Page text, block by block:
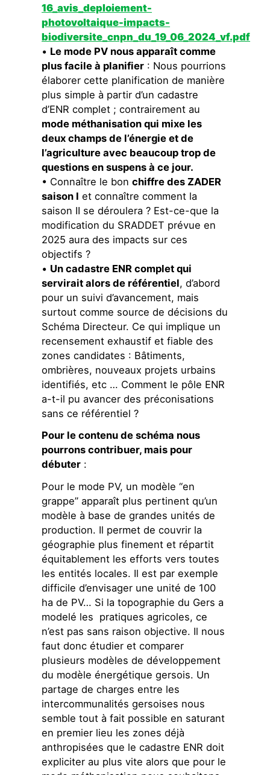
16_avis_deploiement-
photovoltaique-impacts-
biodiversite_cnpn_du_19_06_2024_vf.pdf
• Le mode PV nous apparaît comme
plus facile à planifier : Nous pourrions
élaborer cette planification de manière
plus simple à partir d’un cadastre
d’ENR complet ; contrairement au
mode méthanisation qui mixe les
deux champs de l’énergie et de
l’agriculture avec beaucoup trop de
questions en suspens à ce jour.
• Connaître le bonchiffre des ZADER
saison I et connaître comment la
saison II se déroulera ? Est-ce-que la
modification du SRADDET prévue en
2025 aura des impacts sur ces
objectifs ?
• Un cadastre ENR complet qui
servirait alors de référentiel, d’abord
pour un suivi d’avancement, mais
surtout comme source de décisions du
Schéma Directeur. Ce qui implique un
recensement exhaustif et fiable des
zones candidates : Bâtiments,
ombrières, nouveaux projets urbains
identifiés, etc … Comment le pôle ENR
a-t-il pu avancer des préconisations
sans ce référentiel ?
Pour le contenu de schéma nous
pourrons contribuer, mais pour
débuter :
Pour le mode PV, un modèle “en
grappe” apparaît plus pertinent qu’un
modèle à base de grandes unités de
production. Il permet de couvrir la
géographie plus finement et répartit
équitablement les efforts vers toutes
les entités locales. Il est par exemple
difficile d’envisager une unité de 100
ha de PV… Si la topographie du Gers a
modelé les pratiques agricoles, ce
n’est pas sans raison objective. Il nous
faut donc étudier et comparer
plusieurs modèles de développement
du modèle énergétique gersois. Un
partage de charges entre les
intercommunalités gersoises nous
semble tout à fait possible en saturant
en premier lieu les zones déjà
anthropisées que le cadastre ENR doit
expliciter au plus vite alors que pour le